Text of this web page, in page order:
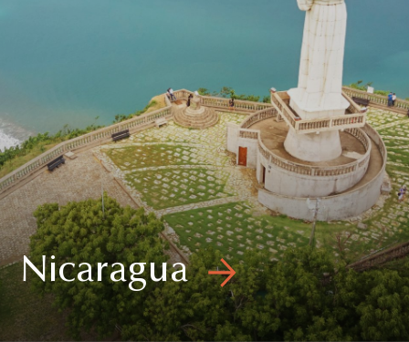
Nicaragua